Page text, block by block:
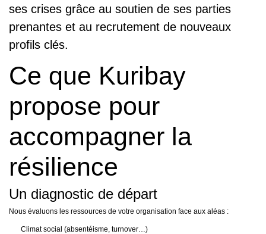
ses crises grâce au soutien de ses parties
prenantes et au recrutement de nouveaux
profils clés.
Ce que Kuribay
propose pour
accompagner la
résilience
Un diagnostic de départ
Nous évaluons les ressources de votre organisation face aux aléas :
Climat social (absentéisme, turnover…)